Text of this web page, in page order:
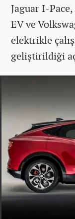
Jaguar I-
EV ve
elektrikle
geliştirildiği